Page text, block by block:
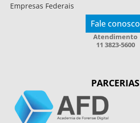
Empresas Federais
Fale conosco
Atendimento
11 3823-5600
PARCERIAS